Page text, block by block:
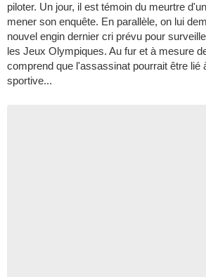
piloter. Un jour, il est témoin du meurtre
mener son enquête. En parallèle, on lui
nouvel engin dernier cri prévu pour
les Jeux Olympiques. Au fur et à mesure
comprend que l'assassinat pourrait être lié
sportive...